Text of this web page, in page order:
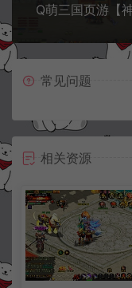
常见问题
相关资源